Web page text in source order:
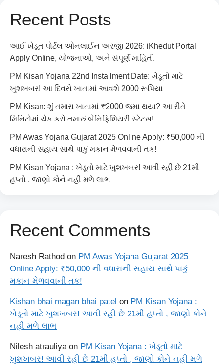
Recent Posts
આઈ ખેડૂત પોર્ટલ ઓનલાઈન અરજી 2026: iKhedut Portal
Apply Online, યોજનાઓ, અને સંપૂર્ણ માહિતી
PM Kisan Yojana 22nd Installment Date: ખેડૂતો માટે
ખુશખબર! આ દિવસે ખાતામાં આવશે 2000 રૂપિયા
PM Kisan: શું તમારા ખાતામાં ₹2000 જમા થયા? આ રીતે
મિનિટોમાં ચેક કરો તમારું બેનિફિશિયરી સ્ટેટસ!
PM Awas Yojana Gujarat 2025 Online Apply: ₹50,000 ની
વધારાની સહાય સાથે પાકું મકાન મેળવવાની તક!
PM Kisan Yojana : ખેડૂતો માટે ખુશખબર! આવી રહી છે 21મી
હપ્તો , જાણો કોને નહીં મળે લાભ
Recent Comments
Naresh Rathod on PM Awas Yojana Gujarat 2025
Online Apply: ₹50,000 ની વધારાની સહાય સાથે પાકું
મકાન મેળવવાની તક!
Kishan bhai magan bhai patel on PM Kisan Yojana :
ખેડૂતો માટે ખુશખબર! આવી રહી છે 21મી હપ્તો , જાણો કોને
નહીં મળે લાભ
Nilesh atrauliyaon PM Kisan Yojana : ખેડૂતો માટે
ખુશખબર! આવી રહી છે 21મી હપ્તો , જાણો કોને નહીં મળે